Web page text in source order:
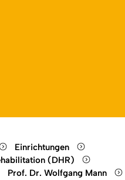
Einrichtungen
(DHR)
Prof. Dr. Wolfgang Mann